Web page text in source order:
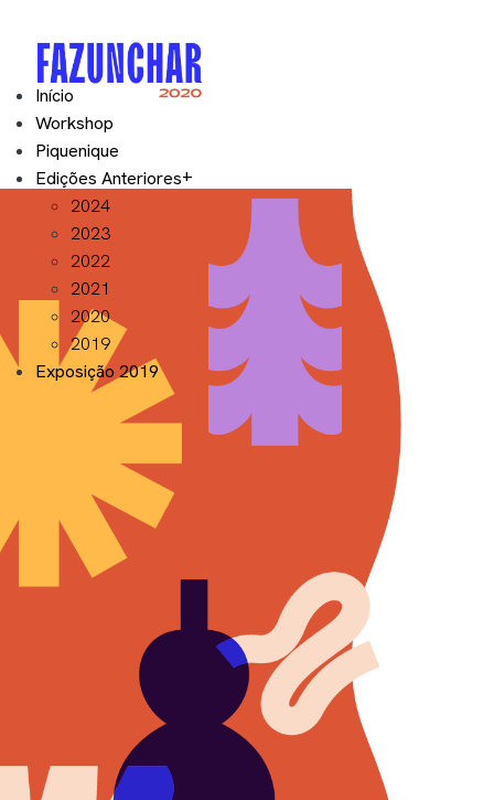
Início
Workshop
Piquenique
Edições Anteriores
2024
2023
2022
2021
2020
2019
Exposição 2019